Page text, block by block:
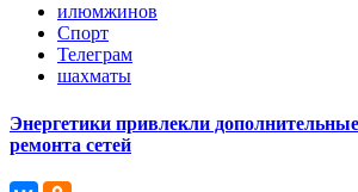
илюмжинов
Спорт
Телеграм
шахматы
Энергетики привлекли
ремонта сетей